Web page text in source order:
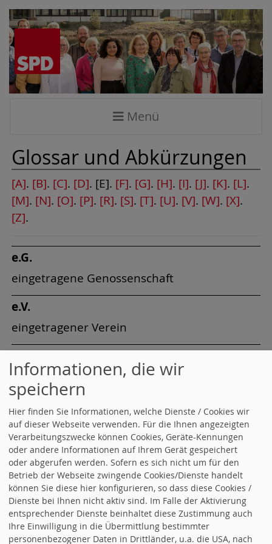
Menü
Glossar und Abkürzungen
[A]. [B]. [C]. [D]. [E]. [F]. [G]. [H]. [I]. [J]. [K]. [L].
[M]. [N]. [O]. [P]. [R]. [S]. [T]. [U]. [V]. [W]. [X].
[Z].
e.G.
eingetragene Genossenschaft
e.V.
eingetragener Verein
ECOSY (Englisch)
European Community Organisation of
Socialist Youth
EU
Europäische Union
EUR
Euro
ev.
evangelisch
Informationen, die wir
speichern
Hier finden Sie Informationen, welche Dienste / Cookies wir
auf dieser Webseite verwenden. Für die Ihnen angezeigten
Verarbeitungszwecke können Cookies, Geräte-Kennungen
oder andere Informationen auf Ihrem Gerät gespeichert
oder abgerufen werden. Sofern es sich nicht um für den
Betrieb der Webseite zwingende Cookies/Dienste handelt
können Sie diese hier konfigurieren, so dass diese Cookies /
Dienste bei Ihnen nicht aktiv sind. Im Falle der Aktivierung
entsprechender Dienste beinhaltet diese Zustimmung auch
Ihre Einwilligung in die Übermittlung bestimmter
personenbezogener Daten in Drittländer, u.a. die USA, nach